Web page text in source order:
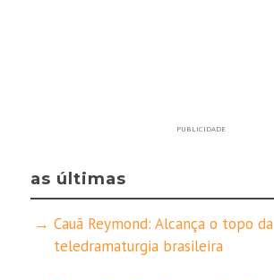
PUBLICIDADE
as últimas
Cauã Reymond: Alcança o topo da
teledramaturgia brasileira